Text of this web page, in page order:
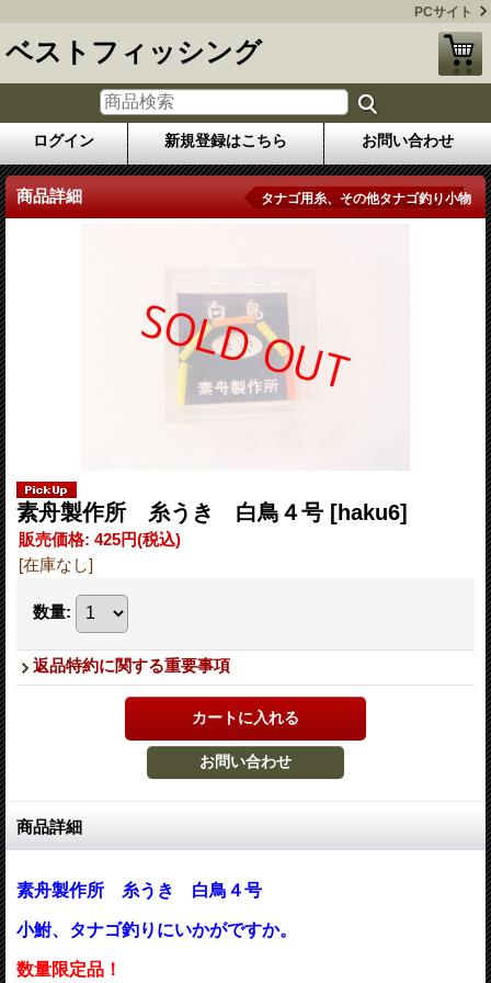
PCサイト
ベストフィッシング
ログイン 新規登録はこちら お問い合わせ
商品詳細 タナゴ用糸、その他タナゴ釣り小物
素舟製作所 糸うき 白鳥４号 [haku6]
販売価格: 425円(税込)
[在庫なし]
数量:
返品特約に関する重要事項
商品詳細
素舟製作所 糸うき 白鳥４号
小鮒、タナゴ釣りにいかがですか。
数量限定品！